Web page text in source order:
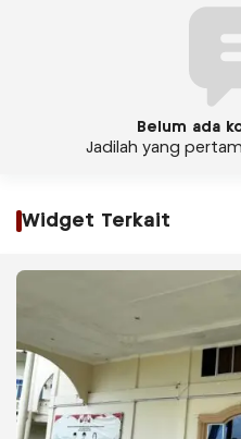
Belum ada
Jadilah yang
Widget Terkait